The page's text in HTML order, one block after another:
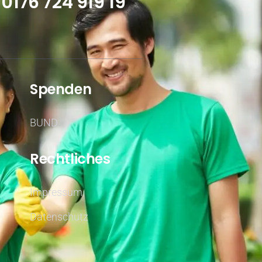
Spenden
BUND
Rechtliches
Impressum
Datenschutz